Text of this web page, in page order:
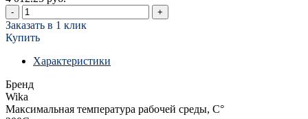
- +
Заказать в 1 клик
Купить
Характеристики
Бренд
Wika
Максимальная температура рабочей среды, С°